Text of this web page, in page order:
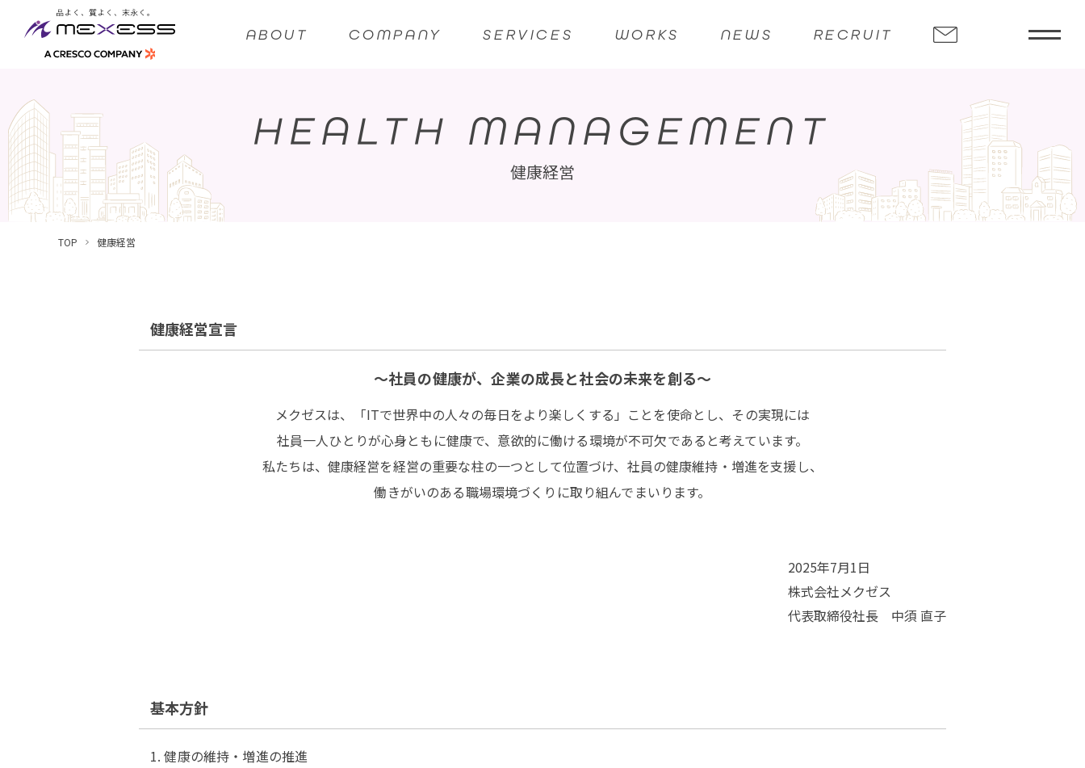
ABOUT COMPANY SERVICES WORKS NEWS RECRUIT
HEALTH MANAGEMENT
健康経営
TOP 健康経営
健康経営宣言
～社員の健康が、企業の成長と社会の未来を創る～
メクゼスは、「ITで世界中の人々の毎日をより楽しくする」ことを使命とし、その実現には
社員一人ひとりが心身ともに健康で、意欲的に働ける環境が不可欠であると考えています。
私たちは、健康経営を経営の重要な柱の一つとして位置づけ、社員の健康維持・増進を支援し、
働きがいのある職場環境づくりに取り組んでまいります。
2025年7月1日
株式会社メクゼス
代表取締役社長 中須 直子
基本方針
1. 健康の維持・増進の推進